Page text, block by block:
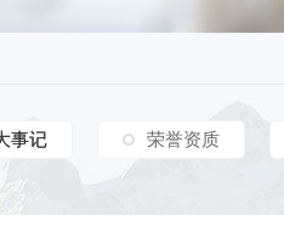
事记
事记 荣誉资质